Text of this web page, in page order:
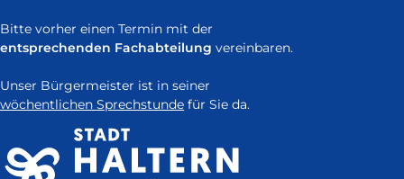
Bitte vorher einen Termin mit der
entsprechenden Fachabteilung vereinbaren.
Unser Bürgermeister ist in seiner
wöchentlichen Sprechstunde für Sie da.